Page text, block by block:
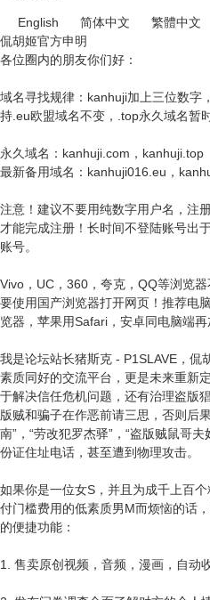
English 简体中文
繁體中文
侃胡姬官方申明
各位圈内的朋友你们好：
域名寻找规律：kanhuji加上三位数字
持.eu欧盟域名不变，.top永久域名暂
永久域名：kanhuji.com，kanhuji.top
最新备用域名：kanhuji016.eu，
注意！建议不要用纯数字用户名，注
才能完成注册！长时间不登陆账号出
账号。
Vivo，UC，360，夸克，QQ等浏览
要使用国产浏览器打开网页！推荐电
览器，苹果用Safari，安卓同电脑端再
我是论坛站长猪斯克 - P1SLAVE，侃
素质同好的交流平台，更是未来重新
于解决信任危机问题，还有治理盗版
版贼和骗子在作恶前请三思，否则后
南”，“劳改犯罗杰驿”，“盗版贼鼠哥
份证住址电话，甚至遭到物理攻击。
如果你是一位女S，并且为成千上百
付门槛费用的低素质男M而烦恼的话
的便捷功能：
1. 售卖原创视频，音频，漫画，自动